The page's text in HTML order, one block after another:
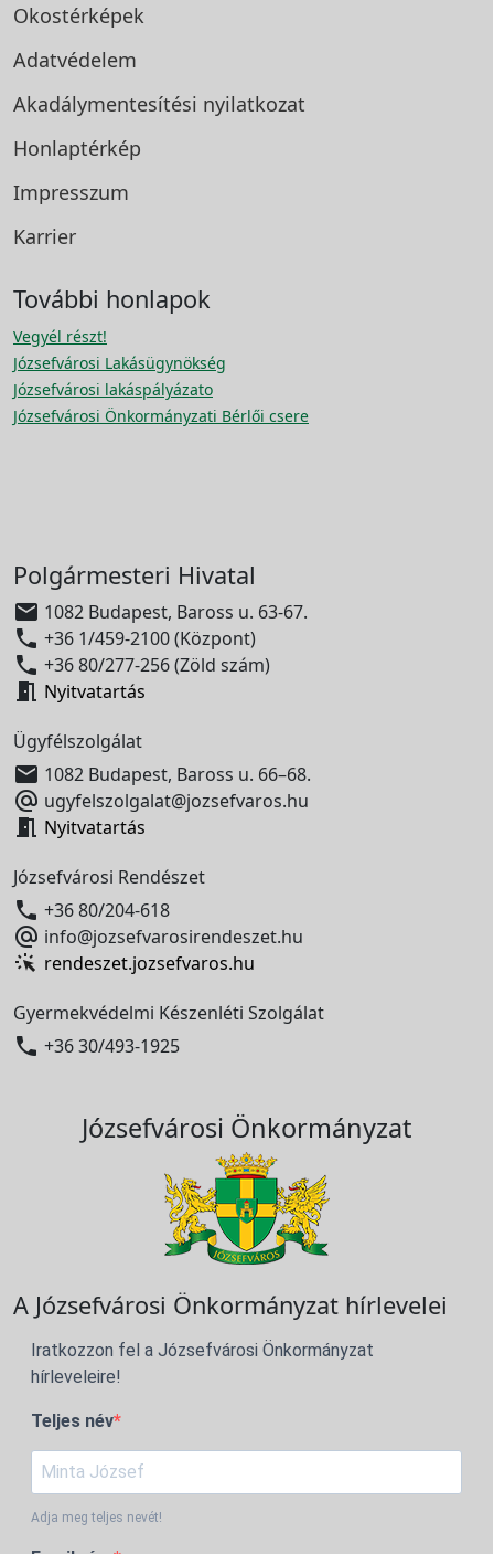
Okostérképek
Adatvédelem
Akadálymentesítési nyilatkozat
Honlaptérkép
Impresszum
Karrier
További honlapok
Vegyél részt!
Józsefvárosi Lakásügynökség
Józsefvárosi lakáspályázato
Józsefvárosi Önkormányzati Bérlői csere
Polgármesteri Hivatal
 1082 Budapest, Baross u. 63-67.
 +36 1/459-2100 (Központ)
 +36 80/277-256 (Zöld szám)
 Nyitvatartás
Ügyfélszolgálat
 1082 Budapest, Baross u. 66–68.
 ugyfelszolgalat@jozsefvaros.hu
 Nyitvatartás
Józsefvárosi Rendészet
 +36 80/204-618
 info@jozsefvarosirendeszet.hu
rendeszet.jozsefvaros.hu
Gyermekvédelmi Készenléti Szolgálat
 +36 30/493-1925
Józsefvárosi Önkormányzat
A Józsefvárosi Önkormányzat hírlevelei
Iratkozzon fel a Józsefvárosi Önkormányzat
hírleveleire!
Teljes név
Adja meg teljes nevét!